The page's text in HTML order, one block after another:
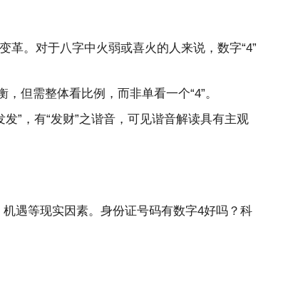
革。对于八字中火弱或喜火的人来说，数字“4”
但需整体看比例，而非单看一个“4”。
发”，有“发财”之谐音，可见谐音解读具有主观
遇等现实因素。身份证号码有数字4好吗？科